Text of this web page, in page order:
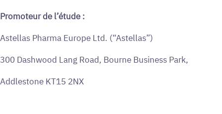
Promoteur de l’étude :
Astellas Pharma Europe Ltd. (“Astellas”)
300 Dashwood Lang Road, Bourne Business Park,
Addlestone KT15 2NX